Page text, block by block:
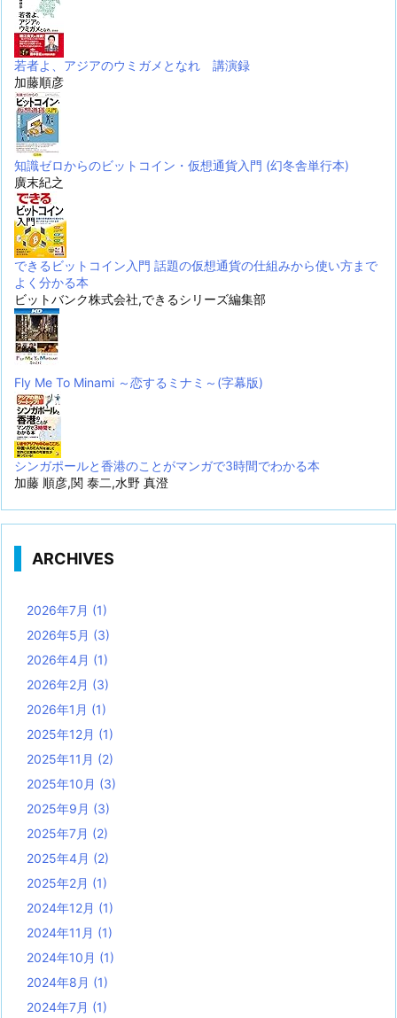
若者よ、アジアのウミガメとなれ 講演録
加藤順彦
知識ゼロからのビットコイン・仮想通貨入門 (幻冬舎単行本)
廣末紀之
できるビットコイン入門 話題の仮想通貨の仕組みから使い方まで
よく分かる本
ビットバンク株式会社,できるシリーズ編集部
Fly Me To Minami ～恋するミナミ～(字幕版)
シンガポールと香港のことがマンガで3時間でわかる本
加藤 順彦,関 泰二,水野 真澄
ARCHIVES
2026年7月 (1)
2026年5月 (3)
2026年4月 (1)
2026年2月 (3)
2026年1月 (1)
2025年12月 (1)
2025年11月 (2)
2025年10月 (3)
2025年9月 (3)
2025年7月 (2)
2025年4月 (2)
2025年2月 (1)
2024年12月 (1)
2024年11月 (1)
2024年10月 (1)
2024年8月 (1)
2024年7月 (1)